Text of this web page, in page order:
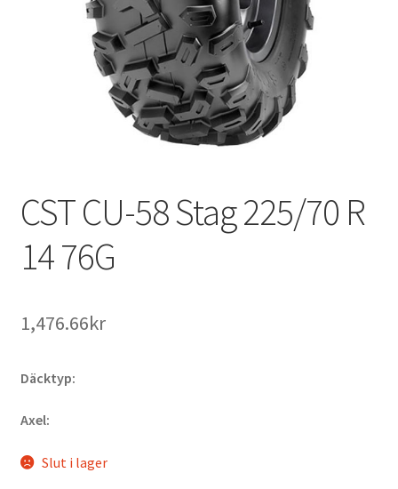
CST CU-58 Stag 225/70 R
14 76G
1,476.66kr
Däcktyp:
Axel:
Slut i lager